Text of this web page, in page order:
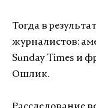
Тогда в
журналистов:
Sunday Times и
Ошлик.